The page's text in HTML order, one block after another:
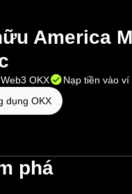
America
OKX Nạp tiền vào ví
dụng OKX
phá